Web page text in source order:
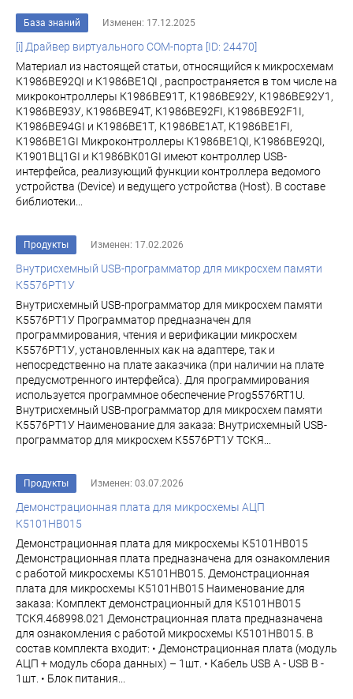
База знаний Изменен: 17.12.2025
[i] Драйвер виртуального COM-порта [ID: 24470]
Материал из настоящей статьи, относящийся к микросхемам
К1986ВЕ92QI и К1986ВЕ1QI , распространяется в том числе на
микроконтроллеры К1986ВЕ91Т, К1986ВЕ92У, К1986ВЕ92У1,
К1986ВЕ93У, К1986ВЕ94Т, К1986ВЕ92FI, К1986ВЕ92F1I,
К1986ВЕ94GI и К1986ВЕ1Т, К1986ВЕ1АТ, К1986ВЕ1FI,
К1986ВЕ1GI Микроконтроллеры К1986ВЕ1QI, К1986ВЕ92QI,
К1901ВЦ1GI и К1986ВК01GI имеют контроллер USB-
интерфейса, реализующий функции контроллера ведомого
устройства (Device) и ведущего устройства (Host). В составе
библиотеки...
Продукты Изменен: 17.02.2026
Внутрисхемный USB-программатор для микросхем памяти
К5576РТ1У
Внутрисхемный USB-программатор для микросхем памяти
К5576РТ1У Программатор предназначен для
программирования, чтения и верификации микросхем
К5576РТ1У, установленных как на адаптере, так и
непосредственно на плате заказчика (при наличии на плате
предусмотренного интерфейса). Для программирования
используется программное обеспечение Prog5576RT1U.
Внутрисхемный USB-программатор для микросхем памяти
К5576РТ1У Наименование для заказа: Внутрисхемный USB-
программатор для микросхем К5576РТ1У ТСКЯ...
Продукты Изменен: 03.07.2026
Демонстрационная плата для микросхемы АЦП
К5101НВ015
Демонстрационная плата для микросхемы К5101НВ015
Демонстрационная плата предназначена для ознакомления
с работой микросхемы К5101НВ015. Демонстрационная
плата для микросхемы К5101НВ015 Наименование для
заказа: Комплект демонстрационный для К5101НВ015
ТСКЯ.468998.021 Демонстрационная плата предназначена
для ознакомления с работой микросхемы К5101НВ015. В
состав комплекта входит: • Демонстрационная плата (модуль
АЦП + модуль сбора данных) – 1шт. • Кабель USB A - USB B -
1шт. • Блок питания...